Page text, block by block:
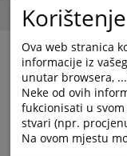
vrše
Izvršiocima
Novom
Ova web stranica
informacije iz
unutar browsera,
Neke od ovih
fukcionisati u
stvari (npr.
Na ovom mjestu